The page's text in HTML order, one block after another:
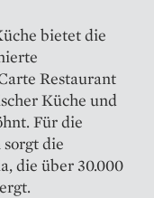
bietet die
Restaurant
Küche und
Für die
die
die über 30.000